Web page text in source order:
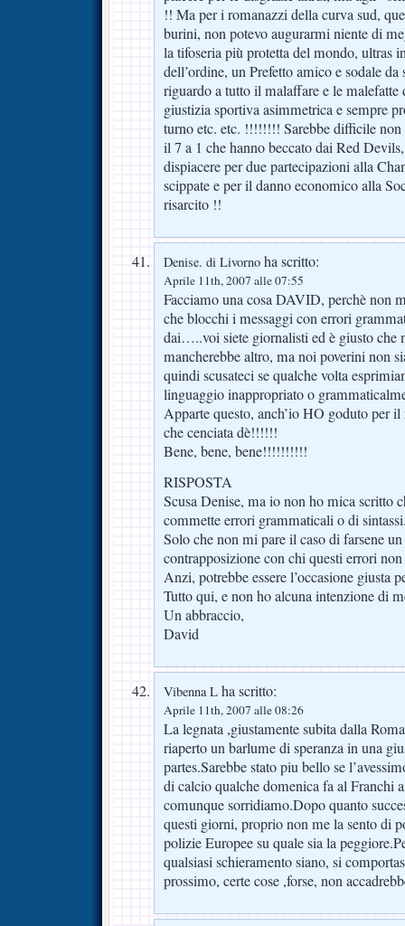
!! Ma per i romanazzi della curva sud,
burini, non potevo augurarmi niente di
la tifoseria più protetta del mondo, ultras
dell’ordine, un Prefetto amico e sodale
riguardo a tutto il malaffare e le malefatte
giustizia sportiva asimmetrica e sempre
turno etc. etc. !!!!!!!! Sarebbe difficile non
il 7 a 1 che hanno beccato dai Red
dispiacere per due partecipazioni alla
scippate e per il danno economico alla
risarcito !!
Denise. di Livorno ha scritto:
Aprile 11th, 2007 alle 07:55
Facciamo una cosa DAVID, perchè non
che blocchi i messaggi con errori
dai…..voi siete giornalisti ed è giusto che
mancherebbe altro, ma noi poverini non
quindi scusateci se qualche volta
linguaggio inappropriato o
Apparte questo, anch’io HO goduto
che cenciata dè!!!!!!
Bene, bene, bene!!!!!!!!!!
RISPOSTA
Scusa Denise, ma io non ho mica scritto
commette errori grammaticali o di
Solo che non mi pare il caso di farsene
contrapposizione con chi questi errori
Anzi, potrebbe essere l’occasione giusta
Tutto qui, e non ho alcuna intenzione di
Un abbraccio,
David
Vibenna L ha scritto:
Aprile 11th, 2007 alle 08:26
La legnata ,giustamente subita dalla
riaperto un barlume di speranza in una
partes.Sarebbe stato piu bello se
di calcio qualche domenica fa al Franchi
comunque sorridiamo.Dopo quanto
questi giorni, proprio non me la sento di
polizie Europee su quale sia la
qualsiasi schieramento siano, si
prossimo, certe cose ,forse, non